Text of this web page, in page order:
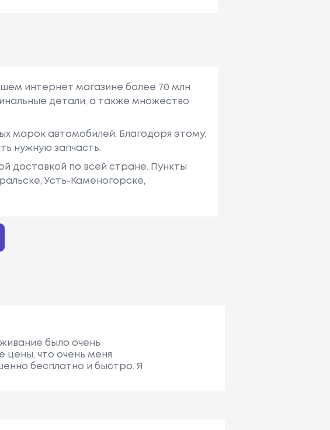
интернет магазине более 70 млн
детали, а также множество
марок автомобилей. Благодоря этому,
нужную запчасть.
доставкой по всей стране. Пункты
Усть-Каменогорске,
было очень
что очень меня
бесплатно и быстро. Я